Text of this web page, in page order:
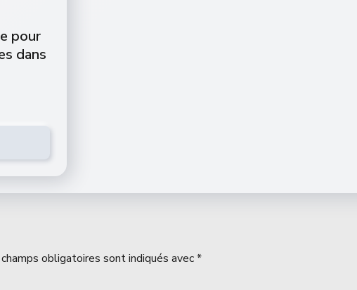
pour
dans
obligatoires sont indiqués avec*